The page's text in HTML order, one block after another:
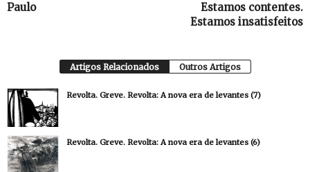
Paulo
Estamos contentes.
Estamos insatisfeitos
Artigos Relacionados Outros Artigos
Revolta. Greve. Revolta: A nova era de levantes (7)
Revolta. Greve. Revolta: A nova era de levantes (6)